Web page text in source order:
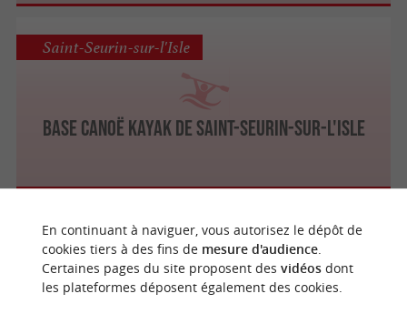
Base canoë kayak de Saint-Seurin-sur-l'Isle
Saint-Seurin-sur-l'Isle
Mouliets-et-Villemartin
En continuant à naviguer, vous autorisez le dépôt de
cookies tiers à des fins de mesure d'audience.
Certaines pages du site proposent des vidéosdont
les plateformes déposent également des cookies.